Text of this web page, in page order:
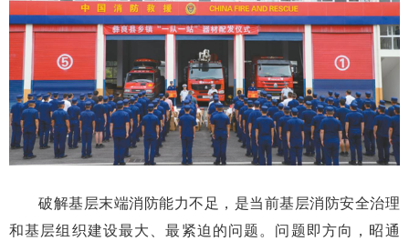
破解基层末端消防能力不足，是当前基层消防安全治理
和基层组织建设最大、最紧迫的问题。问题即方向，昭通